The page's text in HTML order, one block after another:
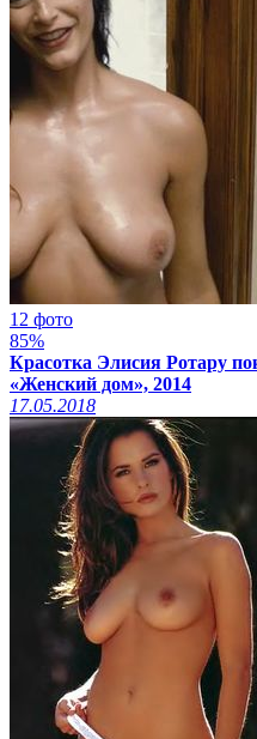
12 фото
85%
Красотка Элисия Ротару
«Женский дом», 2014
17.05.2018